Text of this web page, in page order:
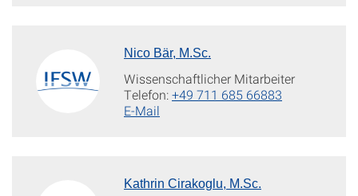
Nico Bär, M.Sc.
Wissenschaftlicher Mitarbeiter
Telefon:+49 711 685 66883
E-Mail
Kathrin Cirakoglu, M.Sc.